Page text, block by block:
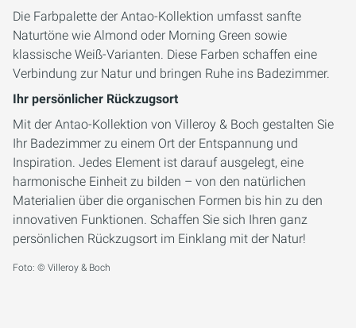
Die Farbpalette der Antao-Kollektion umfasst sanfte
Naturtöne wie Almond oder Morning Green sowie
klassische Weiß-Varianten. Diese Farben schaffen eine
Verbindung zur Natur und bringen Ruhe ins Badezimmer.
Ihr persönlicher Rückzugsort
Mit der Antao-Kollektion von Villeroy & Boch gestalten Sie
Ihr Badezimmer zu einem Ort der Entspannung und
Inspiration. Jedes Element ist darauf ausgelegt, eine
harmonische Einheit zu bilden – von den natürlichen
Materialien über die organischen Formen bis hin zu den
innovativen Funktionen. Schaffen Sie sich Ihren ganz
persönlichen Rückzugsort im Einklang mit der Natur!
Foto: © Villeroy & Boch